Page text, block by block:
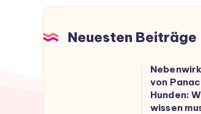
Neuesten Beiträge
von
Hunden:
wissen